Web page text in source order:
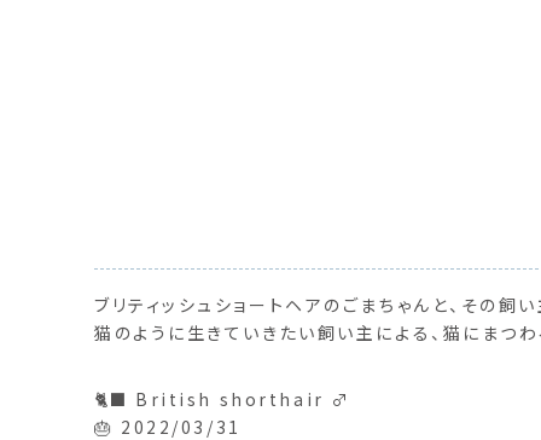
ブリティッシュショートヘアのごまちゃんと、その飼い
猫のように生きていきたい飼い主による、猫にまつ
🐈‍⬛ British shorthair ♂
🎂 2022/03/31